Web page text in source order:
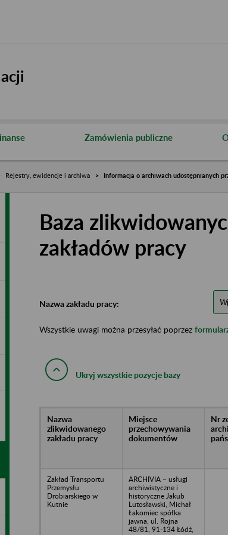
Zamówienia publiczne
Rejestry, ewidencje i archiwa Informacja o archiwach udostępnianych
Baza
zakładów pracy
Nazwa zakładu pracy:
Wszystkie uwagi można przesyłać poprzez
Ukryj wszystkie pozycje bazy
Nazwa
zlikwidowanego
zakładu pracy
Miejsce
przechowywania
dokumentów
Nr
Zakład Transportu
Przemysłu
Drobiarskiego w
Kutnie
ARCHIVIA – usługi
archiwistyczne i
historyczne Jakub
Lutosławski, Michał
Łakomiec spółka
jawna, ul. Rojna
48/81, 91-134 Łódź,